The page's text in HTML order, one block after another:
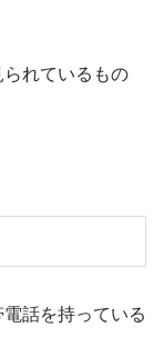
れているもの
話を持っている